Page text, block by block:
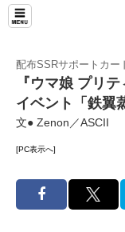
配布SSRサポートカー
『ウマ娘 プリ
イベント「鉄翼
文● Zenon／ASCII
[PC表示へ]